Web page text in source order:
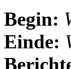
Begin:
Einde: